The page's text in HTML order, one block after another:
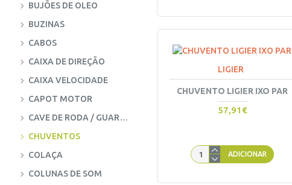
BUJÕES DE OLEO
BUZINAS
CABOS
CAIXA DE DIREÇÃO
CAIXA VELOCIDADE
CAPOT MOTOR
CAVE DE RODA / GUARDA LAMAS
CHUVENTOS
COLAÇA
COLUNAS DE SOM
LIGIER
CHUVENTO LIGIER IXO PAR
57,91€
ADICIONAR